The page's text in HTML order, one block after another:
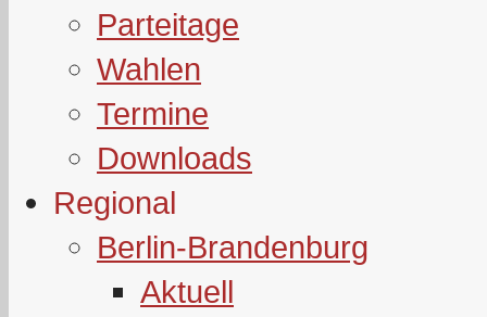
Parteitage
Wahlen
Termine
Downloads
Regional
Berlin-Brandenburg
Aktuell